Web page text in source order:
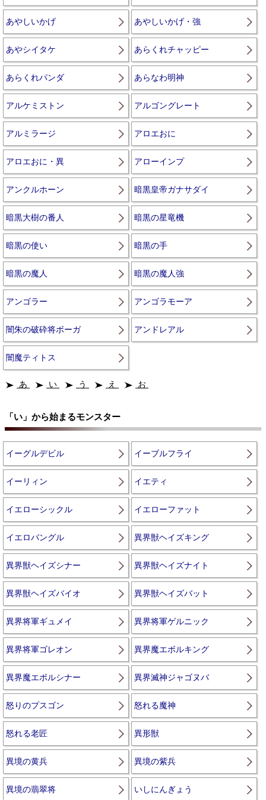
あやしいかげ あやしいかげ・強
あやシイタケ あらくれチャッピー
あらくれパンダ あらなわ明神
アルケミストン アルゴングレート
アルミラージ アロエおに
アロエおに・異 アローインプ
アンクルホーン 暗黒皇帝ガナサダイ
暗黒大樹の番人 暗黒の星竜機
暗黒の使い 暗黒の手
暗黒の魔人 暗黒の魔人強
アンゴラー アンゴラモーア
闇朱の破砕将ボーガ アンドレアル
闇魔ティトス
あ い う え お
「い」から始まるモンスター
イーグルデビル イーブルフライ
イーリィン イエティ
イエローシックル イエローファット
イエロバングル 異界獣ヘイズキング
異界獣ヘイズシナー 異界獣ヘイズナイト
異界獣ヘイズバイオ 異界獣ヘイズバット
異界将軍ギュメイ 異界将軍ゲルニック
異界将軍ゴレオン 異界魔エボルキング
異界魔エボルシナー 異界滅神ジャゴヌバ
怒りのプスゴン 怒れる魔神
怒れる老匠 異形獣
異境の黄兵 異境の紫兵
異境の翡翠将 いしにんぎょう